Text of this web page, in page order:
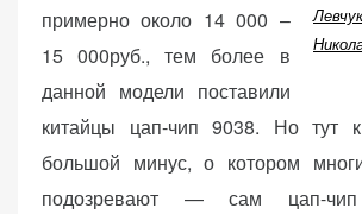
примерно около 14 000 –
15 000руб., тем более в
данной модели поставили
китайцы цап-чип 9038. Но тут
большой минус, о котором
подозревают — сам цап-чип
Статистические
(аналитика)
Анализируют
посещаемость
(Яндекс.Метрика).
Анонимно, без
персональных